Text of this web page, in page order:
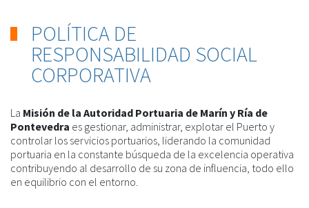
POLÍTICA DE
RESPONSABILIDAD SOCIAL
CORPORATIVA
La Misión de la Autoridad Portuaria de Marín y Ría de
Pontevedra es gestionar, administrar, explotar el Puerto y
controlar los servicios portuarios, liderando la comunidad
portuaria en la constante búsqueda de la excelencia operativa
contribuyendo al desarrollo de su zona de influencia, todo ello
en equilibrio con el entorno.